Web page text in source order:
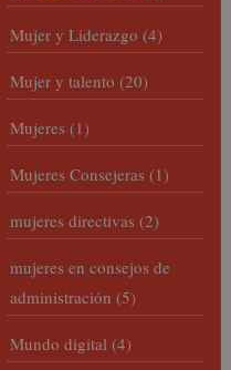
Mujer y Liderazgo (4)
Mujer y talento (20)
Mujeres (1)
Mujeres Consejeras (1)
mujeres directivas (2)
mujeres en consejos de
administración (5)
Mundo digital (4)